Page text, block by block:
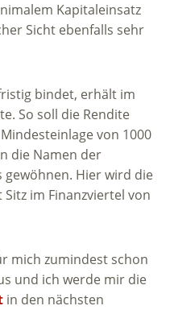
Kapitaleinsatz
Sicht ebenfalls sehr
bindet, erhält im
So soll die Rendite
von 1000
die Namen der
gewöhnen. Hier wird die
im Finanzviertel von
mich zumindest schon
und ich werde mir die
in den nächsten